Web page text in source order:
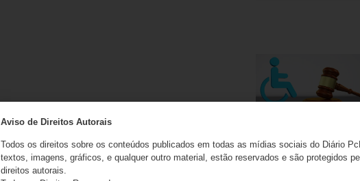
Aviso de Direitos Autorais
Todos os direitos sobre os conteúdos publicados em todas as mídias sociais do Diário
textos, imagens, gráficos, e qualquer outro material, estão reservados e são protegidos
direitos autorais.